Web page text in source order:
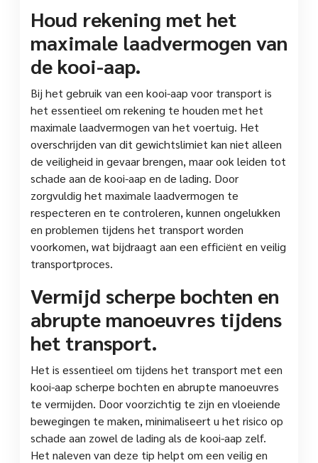
Houd rekening met het
maximale laadvermogen van
de kooi-aap.
Bij het gebruik van een kooi-aap voor transport is
het essentieel om rekening te houden met het
maximale laadvermogen van het voertuig. Het
overschrijden van dit gewichtslimiet kan niet alleen
de veiligheid in gevaar brengen, maar ook leiden tot
schade aan de kooi-aap en de lading. Door
zorgvuldig het maximale laadvermogen te
respecteren en te controleren, kunnen ongelukken
en problemen tijdens het transport worden
voorkomen, wat bijdraagt aan een efficiënt en veilig
transportproces.
Vermijd scherpe bochten en
abrupte manoeuvres tijdens
het transport.
Het is essentieel om tijdens het transport met een
kooi-aap scherpe bochten en abrupte manoeuvres
te vermijden. Door voorzichtig te zijn en vloeiende
bewegingen te maken, minimaliseert u het risico op
schade aan zowel de lading als de kooi-aap zelf.
Het naleven van deze tip helpt om een veilig en